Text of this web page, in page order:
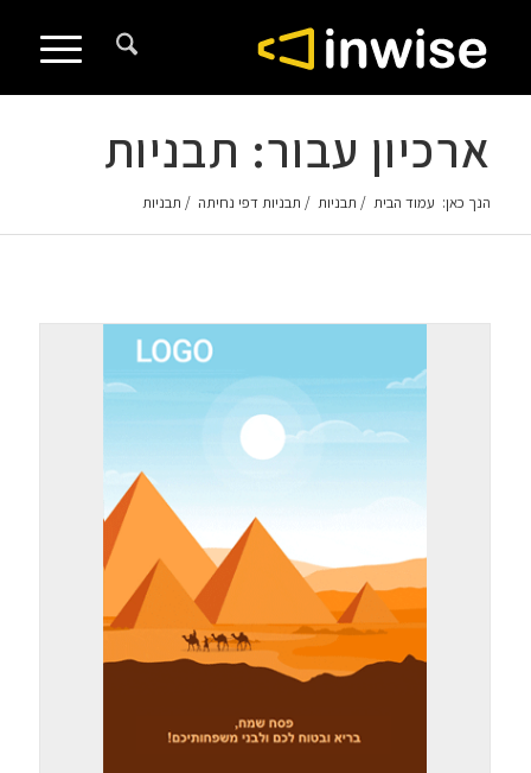
ארכיון עבור: תבניות
הנך כאן: עמוד הבית / תבניות / תבניות דפי נחיתה / תבניות